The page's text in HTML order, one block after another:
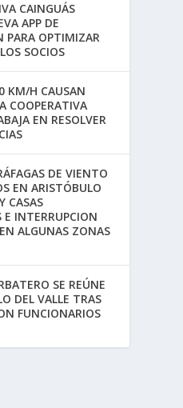
CAINGUÁS
APP DE
PARA OPTIMIZAR
SOCIOS
KM/H CAUSAN
COOPERATIVA
EN RESOLVER
DE VIENTO
EN ARISTÓBULO
CASAS
E INTERRUPCION
ALGUNAS ZONAS
SE REÚNE
DEL VALLE TRAS
FUNCIONARIOS